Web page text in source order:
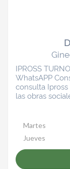
IPROSS
WhatsAPP
consulta
las obras
Martes
Jueves